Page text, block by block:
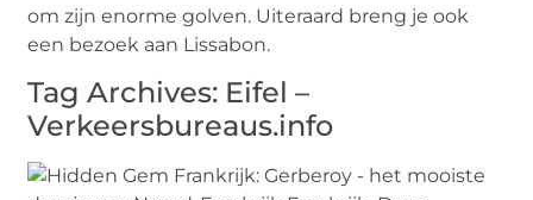
om zijn enorme golven. Uiteraard breng je ook
een bezoek aan Lissabon.
Tag Archives: Eifel –
Verkeersbureaus.info